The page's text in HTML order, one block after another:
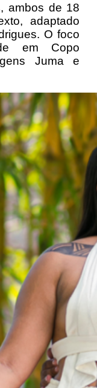
ambos de 18
adaptado
O foco
em Copo
Juma e